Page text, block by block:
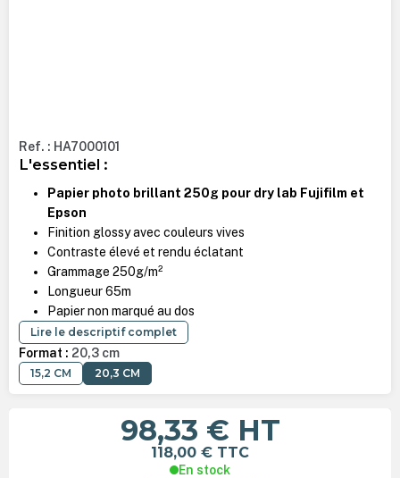
Ref. : HA7000101
L'essentiel :
Papier photo brillant 250g pour dry lab Fujifilm et
Epson
Finition glossy avec couleurs vives
Contraste élevé et rendu éclatant
Grammage 250g/m²
Longueur 65m
Papier non marqué au dos
Lire le descriptif complet
Format : 20,3 cm
15,2 CM 20,3 CM
98,33 € HT
118,00 € TTC
En stock